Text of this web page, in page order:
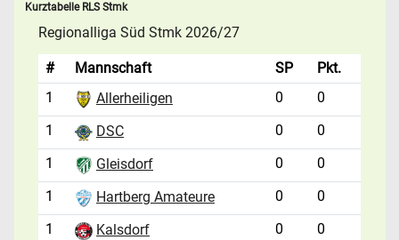
Kurztabelle RLS Stmk
Regionalliga Süd Stmk 2026/27
# Mannschaft SP
Pkt.
1
Allerheiligen 0
0
1
DSC 0
0
1
Gleisdorf 0
0
1
Hartberg Amateure 0
0
1
Kalsdorf 0 0